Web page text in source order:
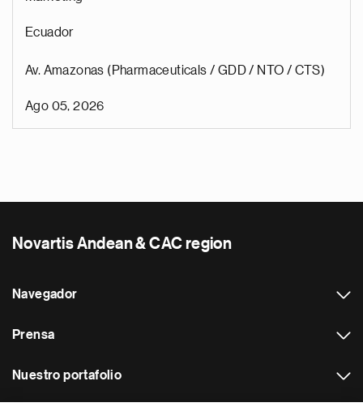
Ecuador
Av. Amazonas (Pharmaceuticals / GDD / NTO / CTS)
Ago 05, 2026
Novartis Andean & CAC region
Navegador
Prensa
Nuestro portafolio